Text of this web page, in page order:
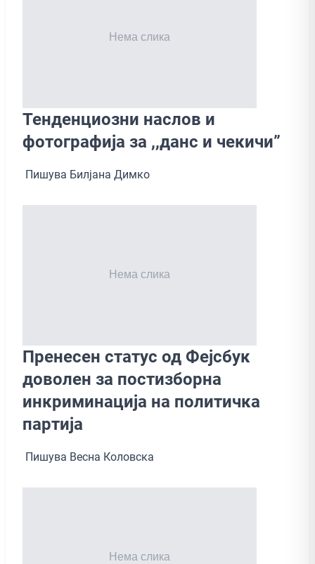
Тенденциозни наслов и
фотографија за ,,данс и чекичи”
Пишува Билјана Димко
Пренесен статус од Фејсбук
доволен за постизборна
инкриминација на политичка
партија
Пишува Весна Коловска